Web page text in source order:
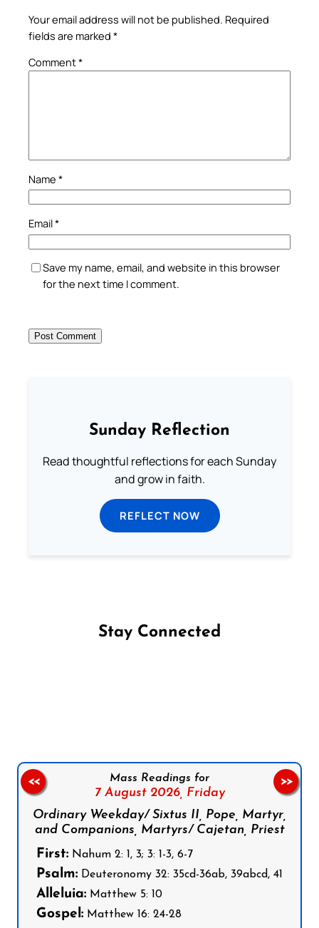
Your email address will not be published. Required
fields are marked *
Comment*
Name *
Email*
Save my name, email, and website in this browser
for the next time I comment.
Sunday Reflection
Read thoughtful reflections for each Sunday
and grow in faith.
REFLECT NOW
Stay Connected
Mass Readings for
7 August 2026, Friday
Ordinary Weekday/ Sixtus II, Pope, Martyr,
and Companions, Martyrs/ Cajetan, Priest
First: Nahum 2: 1, 3; 3: 1-3, 6-7
Psalm: Deuteronomy 32: 35cd-36ab, 39abcd, 41
Alleluia: Matthew 5: 10
Gospel: Matthew 16: 24-28
<< >>